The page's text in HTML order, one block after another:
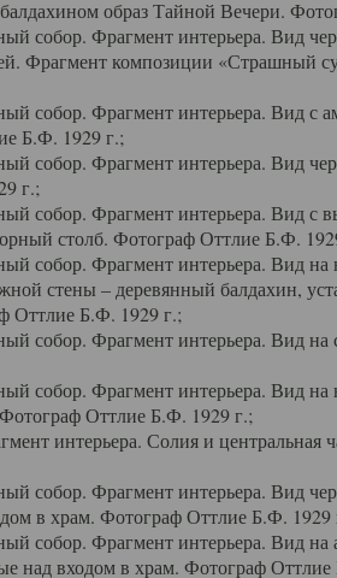
образ Тайной Вечери.
собор. Фрагмент интерьера. Вид
Фрагмент композиции «Страшный
собор. Фрагмент интерьера. Вид с
Б.Ф. 1929 г.;
собор. Фрагмент интерьера. Вид
г.;
собор. Фрагмент интерьера. Вид с
столб. Фотограф Оттлие Б.Ф.
собор. Фрагмент интерьера. Вид на
стены – деревянный балдахин,
Оттлие Б.Ф. 1929 г.;
собор. Фрагмент интерьера. Вид на
собор. Фрагмент интерьера. Вид
Оттлие Б.Ф. 1929 г.;
интерьера. Солия и центральная
собор. Фрагмент интерьера. Вид
в храм. Фотограф Оттлие Б.Ф. 1929
собор. Фрагмент интерьера. Вид на
над входом в храм. Фотограф